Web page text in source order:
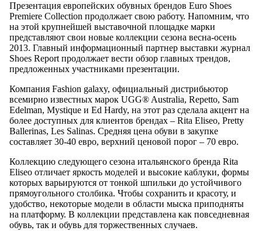
Презентация европейских обувных брендов Euro Shoes
Premiere Collection продолжает свою работу. Напомним, что
на этой крупнейшей выставочной площадке марки
представляют свои новые коллекции сезона весна-осень
2013. Главный информационный партнер выставки журнал
Shoes Report продолжает вести обзор главных трендов,
предложенных участниками презентации.
Компания Fashion galaxy, официальный дистрибьютор
всемирно известных марок UGG® Australia, Repetto, Sam
Edelman, Mystique и Ed Hardy, на этот раз сделала акцент на
более доступных для клиентов брендах – Rita Eliseo, Pretty
Ballerinas, Les Salinas. Средняя цена обуви в закупке
составляет 30-40 евро, верхний ценовой порог – 70 евро.
Коллекцию следующего сезона итальянского бренда Rita
Eliseo отличает яркость моделей и высокие каблуки, формы
которых варьируются от тонкой шпильки до устойчивого
прямоугольного столбика. Чтобы сохранить и красоту, и
удобство, некоторые модели в области мыска приподняты
на платформу. В коллекции представлена как повседневная
обувь, так и обувь для торжественных случаев.